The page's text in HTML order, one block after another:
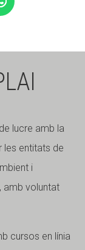
lucre amb la
les entitats de
i
amb voluntat
cursos en línia